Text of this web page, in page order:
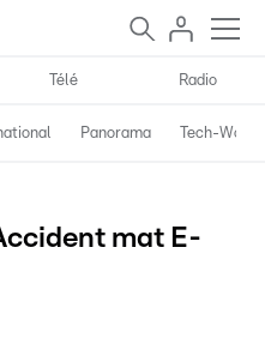
Télé Radio
Panorama Tech-World
mat E-